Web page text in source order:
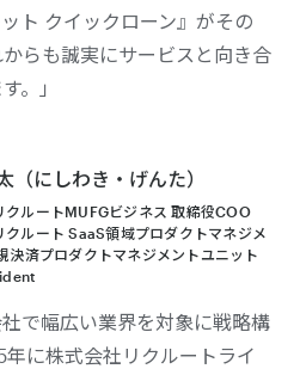
ト クイックローン』がその
らも誠実にサービスと向き合
。」
（にしわき・げんた）
クルートMUFGビジネス 取締役COO
クルート SaaS領域プロダクトマネジメ
決済プロダクトマネジメントユニット
で幅広い業界を対象に戦略構
に株式会社リクルートライ